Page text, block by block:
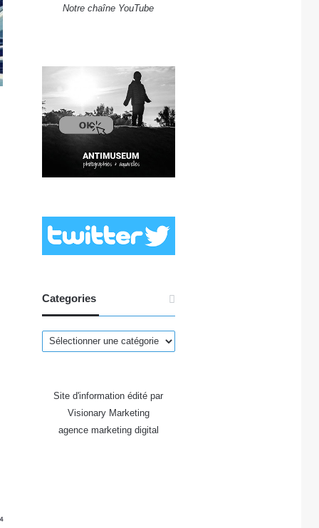
Notre chaîne YouTube
Categories
Categories
Site d'information édité par
Visionary Marketing
agence marketing digital